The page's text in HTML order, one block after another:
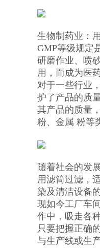
生物制药业：
GMP等级规定
研磨作业、喷
用，而成为医
对于一些行业
护了产品的质
其产品的质量
粉、金属 粉等
随着社会的发
用滤筒过滤，
染及清洁设备
现如今工厂车
作中，吸走各
只要把握正确
与生产线或生